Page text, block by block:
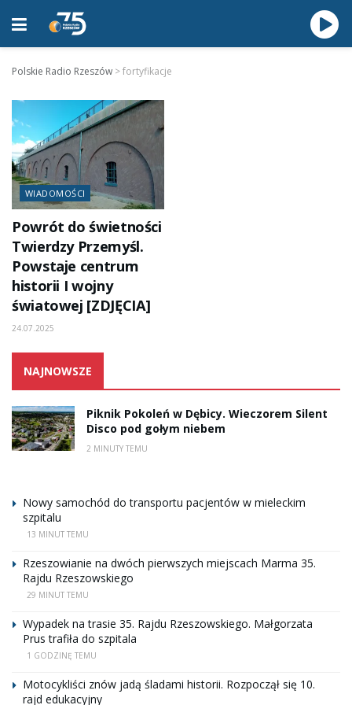
Polskie Radio Rzeszów >fortyfikacje
WIADOMOŚCI
Powrót do świetności
Twierdzy Przemyśl.
Powstaje centrum
historii I wojny
światowej [ZDJĘCIA]
24.07.2025
NAJNOWSZE
Piknik Pokoleń w Dębicy. Wieczorem Silent
Disco pod gołym niebem
2 MINUTY TEMU
Nowy samochód do transportu pacjentów w mieleckim
szpitalu
13 MINUT TEMU
Rzeszowianie na dwóch pierwszych miejscach Marma 35.
Rajdu Rzeszowskiego
29 MINUT TEMU
Wypadek na trasie 35. Rajdu Rzeszowskiego. Małgorzata
Prus trafiła do szpitala
1 GODZINĘ TEMU
Motocykliści znów jadą śladami historii. Rozpoczął się 10.
rajd edukacyjny